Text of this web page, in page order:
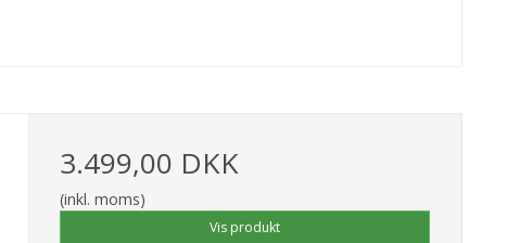
3.499,00 DKK
(inkl. moms)
Vis produkt